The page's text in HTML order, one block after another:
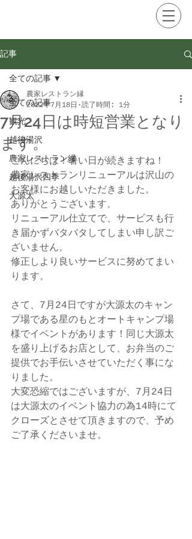
記事
全ての記事
観光
越後湯沢
農家レストラン縁
越後湯沢四季
大源太
全ての記事
7月24日は時短営業となり
ます。
農家レストラン縁
2022年7月18日
読了時間: 1分
こんにちは！暑い日が続きますね！
農家レストランリニューアルは沢山の
お客様にお越しいただきました。
ありがとうございます。
リニューアル仕立てで、サービスも行
き届かずバタバタしてしまい申し訳ご
ざいません。
修正しより良いサービスに努めてまい
ります。
さて、7月24日ですが大源太のキャン
プ場である星のもとオートキャンプ場
様でイベントがあります！同じ大源太
を盛り上げるお店として、お弁当のご
提供でお手伝いさせていただく事にな
りました。
大変恐縮ではございますが、7月24日
は大源太のイベント協力の為14時にて
クローズとさせて頂きますので、予め
ご了承くださいませ。